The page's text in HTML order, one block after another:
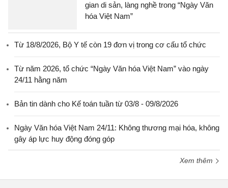
gian di sản, làng nghề trong “Ngày Văn
hóa Việt Nam”
Từ 18/8/2026, Bộ Y tế còn 19 đơn vị trong cơ cấu tổ chức
Từ năm 2026, tổ chức “Ngày Văn hóa Việt Nam” vào ngày
24/11 hằng năm
Bản tin dành cho Kế toán tuần từ 03/8 - 09/8/2026
Ngày Văn hóa Việt Nam 24/11: Không thương mại hóa, không
gây áp lực huy động đóng góp
Xem thêm